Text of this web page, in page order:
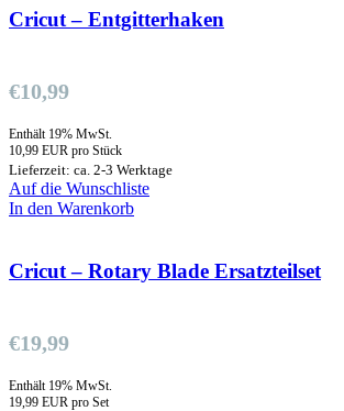
Cricut – Entgitterhaken
€10,99
Enthält 19% MwSt.
10,99 EUR pro Stück
Lieferzeit: ca. 2-3 Werktage
Auf die Wunschliste
In den Warenkorb
Cricut – Rotary Blade Ersatzteilset
€19,99
Enthält 19% MwSt.
19,99 EUR pro Set